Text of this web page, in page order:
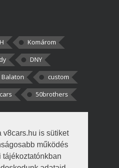
v8cars.hu is sütiket
működés
tájékoztatónkban
Komárom
DNY
Balaton
custom
50brothers
Én csak két
tudtam, hogy fél autót,